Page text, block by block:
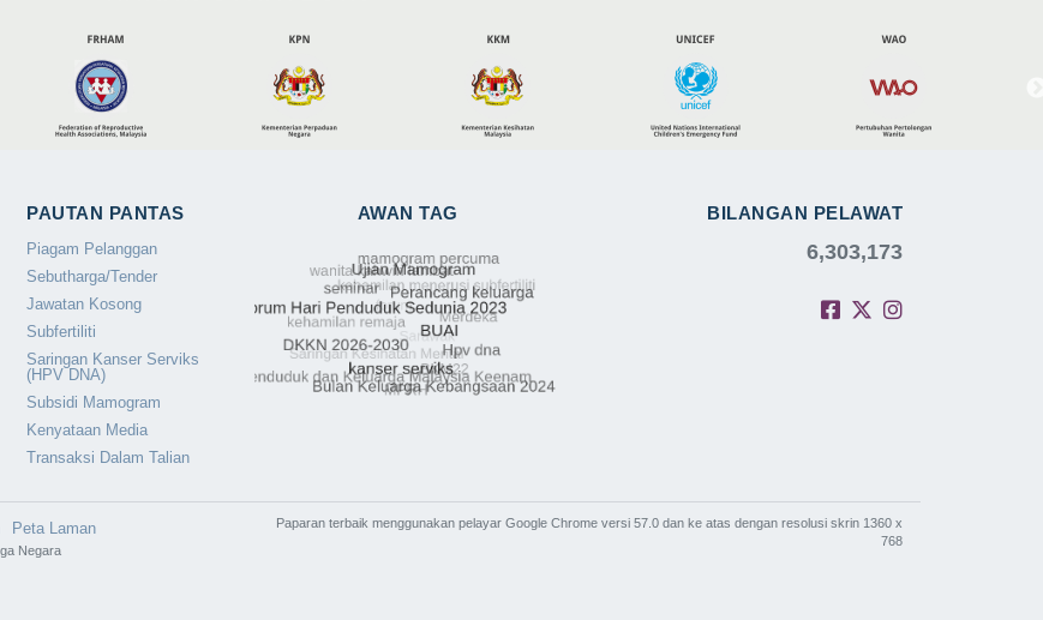
PAUTAN PANTAS
Piagam Pelanggan
Sebutharga/Tender
Jawatan Kosong
Subfertiliti
Saringan Kanser Serviks
(HPV DNA)
Subsidi Mamogram
Kenyataan Media
Transaksi Dalam Talian
AWAN TAG BILANGAN PELAWAT
6,303,173
Peta Laman
Negara
Paparan terbaik menggunakan pelayar Google Chrome versi 57.0 dan ke atas dengan resolusi skrin 1360 x
768